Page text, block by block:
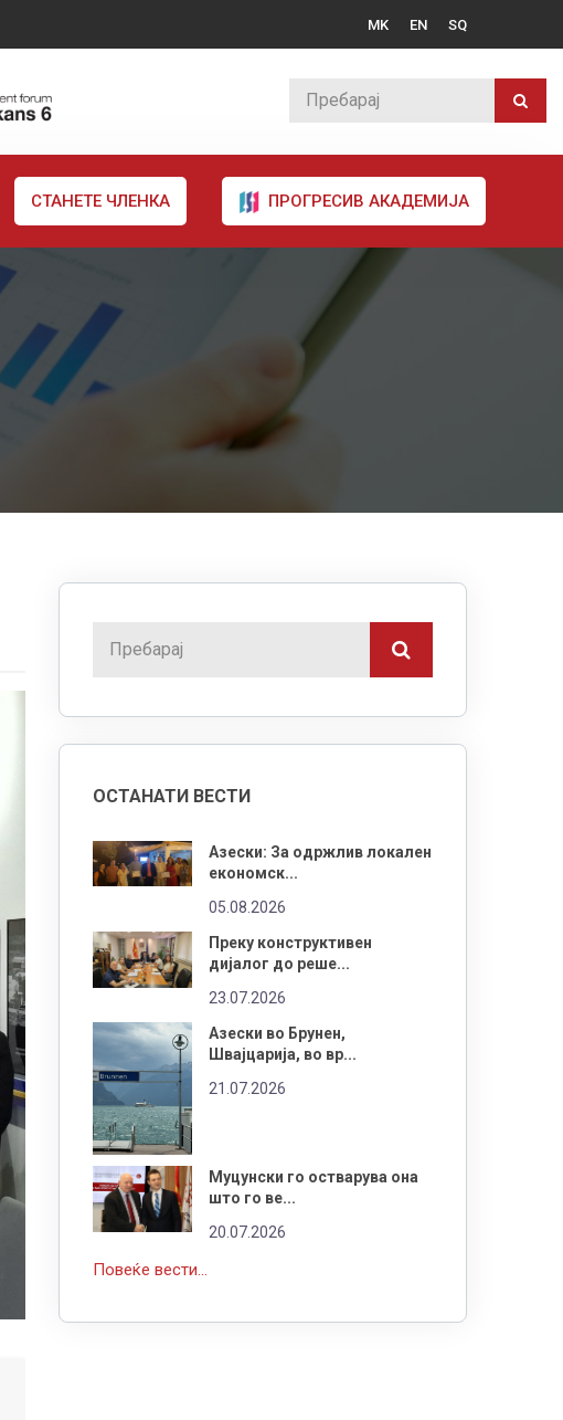
MK EN SQ
СТАНЕТЕ ЧЛЕНКА ПРОГРЕСИВ АКАДЕМИЈА
ОСТАНАТИ ВЕСТИ
Азески: За одржлив локален
економск...
05.08.2026
Преку конструктивен
дијалог до реше...
23.07.2026
Азески во Брунен,
Швајцарија, во вр...
21.07.2026
Муцунски го остварува она
што го ве...
20.07.2026
Повеќе вести...